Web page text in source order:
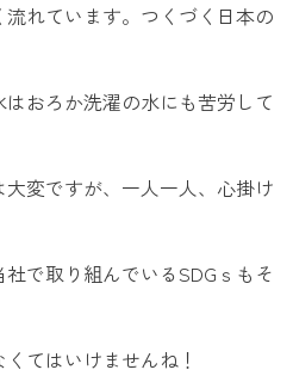
れています。つくづく日本の
おろか洗濯の水にも苦労して
変ですが、一人一人、心掛け
で取り組んでいるSDGｓもそ
てはいけませんね！